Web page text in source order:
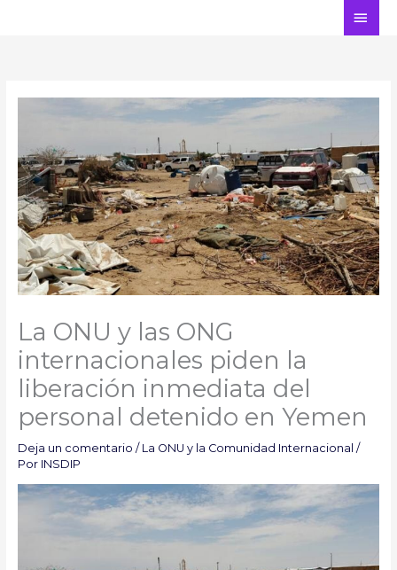
La ONU y las ONG
internacionales piden la
liberación inmediata del
personal detenido en Yemen
Deja un comentario / La ONU y la Comunidad Internacional /
Por INSDIP